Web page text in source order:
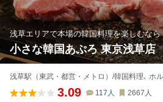
浅草エリアで本場の韓国料理を楽しむなら
小さな韓国あぷろ 東京浅草店
浅草駅（東武・都営・メトロ）/韓国料理､ ホ
3.09 117 人 2667 人